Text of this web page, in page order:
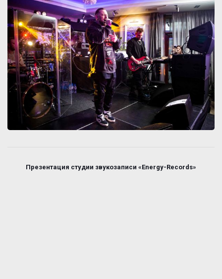
Презентация студии звукозаписи «Energy-Records»